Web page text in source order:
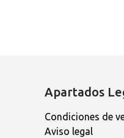
Apartados
Condiciones de
Aviso legal